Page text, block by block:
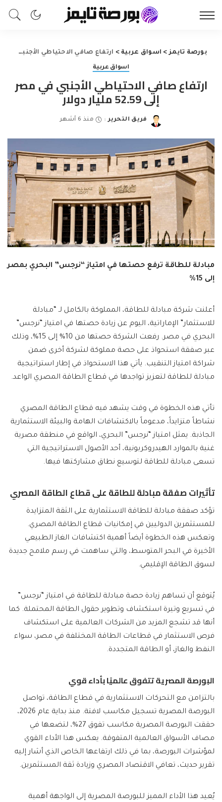
بورصة تايمز> اسواق عربية > ارتفاع صافي الاحتياطي الأجنبي في مصر إلى 52.59 مليار دولار
اسواق عربية
ارتفاع صافي الاحتياطي الأجنبي في مصر
إلى 52.59 مليار دولار
Posted
فريق التحرير منذ 6 أشهر
مبادلة للطاقة ترفع حصتها في امتياز “نرجس” البحري بمصر
إلى 15%
أعلنت شركة مبادلة للطاقة، المملوكة بالكامل لـ “مبادلة
للاستثمار” الإماراتية، اليوم عن زيادة حصتها في امتياز “نرجس”
البحري في مصر. رفعت الشركة حصتها من 10% إلى 15%، وذلك
عبر صفقة استحواذ على حصة مملوكة لشركة أخرى ضمن
شراكة امتياز التنقيب. يأتي هذا الاستحواذ في إطار استراتيجية
مبادلة للطاقة لتعزيز تواجدها في قطاع الطاقة المصري الواعد.
تأتي هذه الخطوة في وقت يشهد فيه قطاع الطاقة المصري
نشاطاً متزايداً، مدعوماً بالاكتشافات الهامة والبيئة الاستثمارية
الجاذبة. يمثل امتياز “نرجس” البحري، الواقع في منطقة مصرية
غنية بالموارد الهيدروكربونية، أحد الأصول الاستراتيجية التي
تسعى مبادلة للطاقة لتوسيع نطاق مشاركتها فيها.
تأثيرات صفقة مبادلة للطاقة على قطاع الطاقة المصري
تؤكد صفقة مبادلة للطاقة الاستثمارية على الثقة المتزايدة
للمستثمرين الدوليين في إمكانيات قطاع الطاقة المصري.
وتعكس هذه الخطوة أيضاً أهمية اكتشافات الغاز الطبيعي
الأخيرة في البحر المتوسط، والتي ساهمت في رسم ملامح جديدة
لسوق الطاقة الإقليمي.
يُتوقع أن تساهم زيادة حصة مبادلة للطاقة في امتياز “نرجس”
في تسريع وتيرة استكشاف وتطوير حقول الطاقة المحتملة. كما
أنها قد تشجع المزيد من الشركات العالمية على استكشاف
فرص الاستثمار في قطاعات الطاقة المختلفة في مصر، سواء
النفط والغاز، أو الطاقة المتجددة.
البورصة المصرية تتفوق عالميًا بأداء قوي
بالتزامن مع التحركات الاستثمارية في قطاع الطاقة، تواصل
البورصة المصرية تسجيل مكاسب لافتة. منذ بداية عام 2026،
حققت البورصة المصرية مكاسب تفوق 27%، لتضعها في
مصاف الأسواق العالمية المتفوقة. يعكس هذا الأداء القوي
لمؤشرات البورصة، بما في ذلك ارتفاعها الخاص الذي أشار إليه
تقرير حديث، تعافي الاقتصاد المصري وزيادة ثقة المستثمرين.
يُعيد هذا الأداء المميز للبورصة المصرية إلى الواجهة أهمية